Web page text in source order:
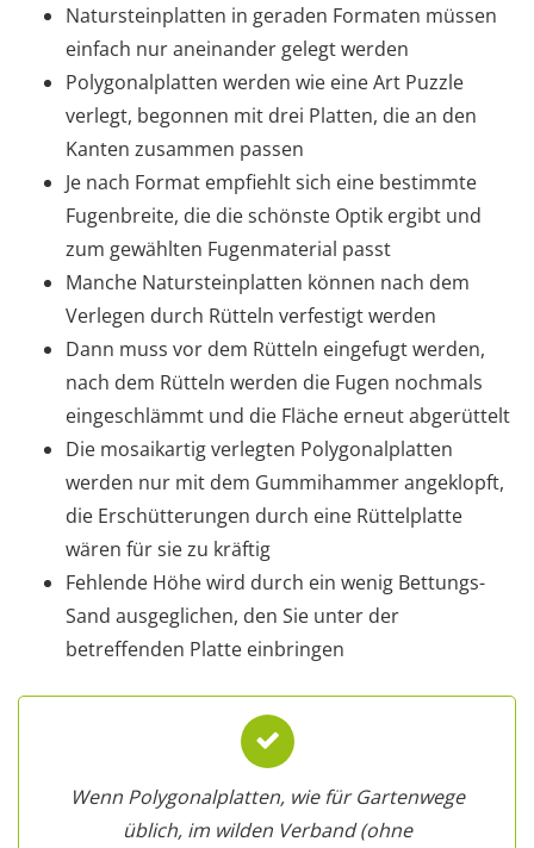
Natursteinplatten in geraden Formaten müssen
einfach nur aneinander gelegt werden
Polygonalplatten werden wie eine Art Puzzle
verlegt, begonnen mit drei Platten, die an den
Kanten zusammen passen
Je nach Format empfiehlt sich eine bestimmte
Fugenbreite, die die schönste Optik ergibt und
zum gewählten Fugenmaterial passt
Manche Natursteinplatten können nach dem
Verlegen durch Rütteln verfestigt werden
Dann muss vor dem Rütteln eingefugt werden,
nach dem Rütteln werden die Fugen nochmals
eingeschlämmt und die Fläche erneut abgerüttelt
Die mosaikartig verlegten Polygonalplatten
werden nur mit dem Gummihammer angeklopft,
die Erschütterungen durch eine Rüttelplatte
wären für sie zu kräftig
Fehlende Höhe wird durch ein wenig Bettungs-
Sand ausgeglichen, den Sie unter der
betreffenden Platte einbringen
Wenn Polygonalplatten, wie für Gartenwege
üblich, im wilden Verband (ohne